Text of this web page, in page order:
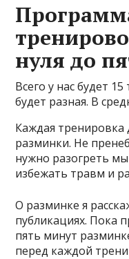
нуля до
Всего у нас будет
будет разная. В
Каждая тренировка
разминки. Не
нужно разогреть
избежать травм и
О разминке я
публикациях. Пока
пять минут
перед каждой